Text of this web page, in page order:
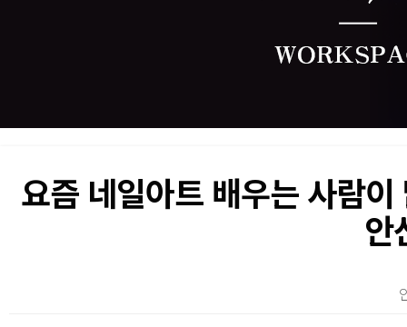
요즘 네일아트 배우는 사람
안